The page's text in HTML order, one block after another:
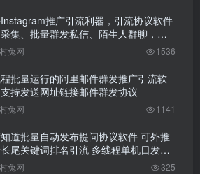
推广引流利器，引流协议软件
集、批量群发私信、陌生人群聊，助
营销推广
村兔网 1536
批量运行的阿里邮件群发推广引流软
持发送网址链接邮件群发协议
村兔网 1141
道批量自动发布提问协议软件 可外推
尾关键词排名引流 多线程单机日发
链接
村兔网 325